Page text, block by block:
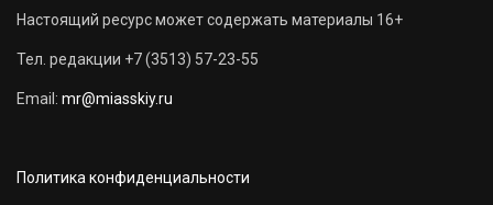
Настоящий ресурс может содержать материалы 16+
Тел. редакции +7 (3513) 57-23-55
Email: mr@miasskiy.ru
Политика конфиденциальности